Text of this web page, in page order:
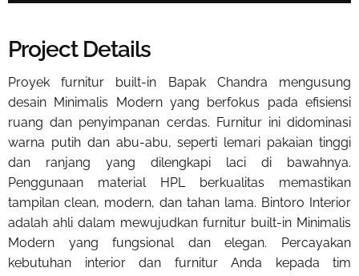
Project Details
Proyek furnitur built-in Bapak Chandra mengusung
desain Minimalis Modern yang berfokus pada efisiensi
ruang dan penyimpanan cerdas. Furnitur ini didominasi
warna putih dan abu-abu, seperti lemari pakaian tinggi
dan ranjang yang dilengkapi laci di bawahnya.
Penggunaan material HPL berkualitas memastikan
tampilan clean, modern, dan tahan lama. Bintoro Interior
adalah ahli dalam mewujudkan furnitur built-in Minimalis
Modern yang fungsional dan elegan. Percayakan
kebutuhan interior dan furnitur Anda kepada tim